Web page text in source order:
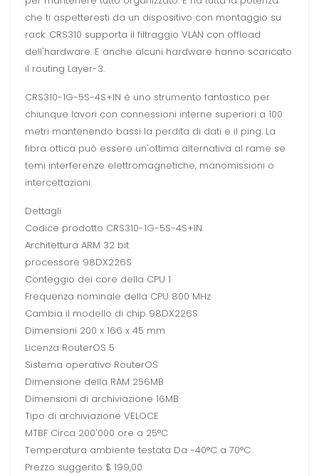
che ti aspetteresti da un dispositivo con montaggio su
rack: CRS310 supporta il filtraggio VLAN con offload
dell'hardware. E anche alcuni hardware hanno scaricato
il routing Layer-3.
CRS310-1G-5S-4S+IN è uno strumento fantastico per
chiunque lavori con connessioni interne superiori a 100
metri mantenendo bassi la perdita di dati e il ping. La
fibra ottica può essere un'ottima alternativa al rame se
temi interferenze elettromagnetiche, manomissioni o
intercettazioni.
Dettagli
Codice prodotto CRS310-1G-5S-4S+IN
Architettura ARM 32 bit
processore 98DX226S
Conteggio dei core della CPU 1
Frequenza nominale della CPU 800 MHz
Cambia il modello di chip 98DX226S
Dimensioni 200 x 166 x 45 mm
Licenza RouterOS 5
Sistema operativo RouterOS
Dimensione della RAM 256MB
Dimensioni di archiviazione 16MB
Tipo di archiviazione VELOCE
MTBF Circa 200'000 ore a 25°C
Temperatura ambiente testata Da -40°C a 70°C
Prezzo suggerito $ 199,00